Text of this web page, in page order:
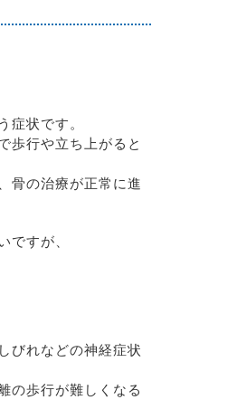
症状です。
歩行や立ち上がると
骨の治療が正常に進
ですが、
びれなどの神経症状
の歩行が難しくなる